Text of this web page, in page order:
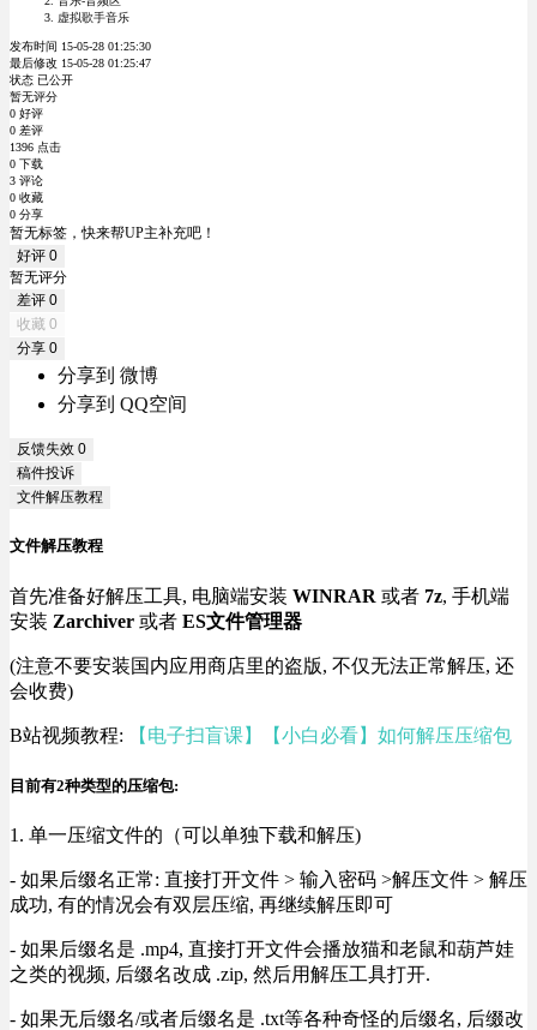
虚拟歌手音乐
发布时间 15-05-28 01:25:30
最后修改 15-05-28 01:25:47
状态 已公开
暂无评分
0 好评
0 差评
1396 点击
0 下载
3 评论
0 收藏
0 分享
暂无标签，快来帮UP主补充吧！
好评 0
暂无评分
差评 0
收藏 0
分享 0
分享到 微博
分享到 QQ空间
反馈失效 0
稿件投诉
文件解压教程
文件解压教程
首先准备好解压工具, 电脑端安装 WINRAR 或者 7z, 手机端
安装 Zarchiver 或者 ES文件管理器
(注意不要安装国内应用商店里的盗版, 不仅无法正常解压, 还
会收费)
B站视频教程: 【电子扫盲课】【小白必看】如何解压压缩包
目前有2种类型的压缩包:
1. 单一压缩文件的（可以单独下载和解压)
- 如果后缀名正常: 直接打开文件 > 输入密码 >解压文件 > 解压
成功, 有的情况会有双层压缩, 再继续解压即可
- 如果后缀名是 .mp4, 直接打开文件会播放猫和老鼠和葫芦娃
之类的视频, 后缀名改成 .zip, 然后用解压工具打开.
- 如果无后缀名/或者后缀名是 .txt等各种奇怪的后缀名, 后缀改